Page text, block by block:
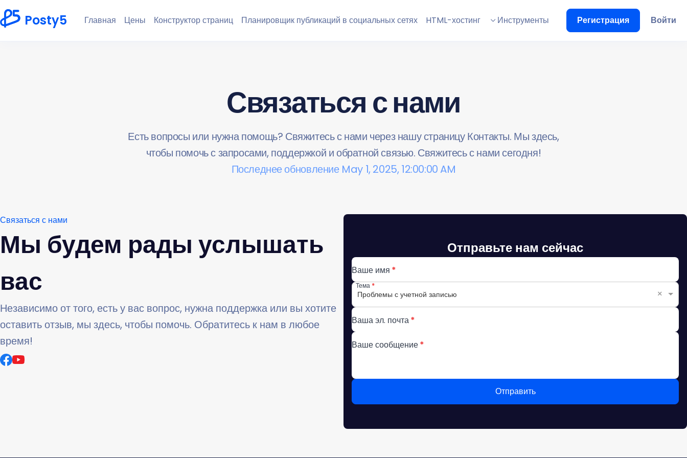
Posty5 Главная Цены Конструктор страниц Планировщик публикаций в социальных сетях HTML-хостинг Инструменты Регистрация Войти
Связаться с нами
Есть вопросы или нужна помощь? Свяжитесь с нами через нашу страницу Контакты. Мы здесь,
чтобы помочь с запросами, поддержкой и обратной связью. Свяжитесь с нами сегодня!
Последнее обновление May 1, 2025, 12:00:00 AM
Связаться с нами
Мы будем рады услышать
вас
Независимо от того, есть у вас вопрос, нужна поддержка или вы хотите
оставить отзыв, мы здесь, чтобы помочь. Обратитесь к нам в любое
время!
Отправьте нам сейчас
Ваше имя
Проблемы с учетной записью ×
Тема
Ваша эл. почта
Ваше сообщение
Отправить